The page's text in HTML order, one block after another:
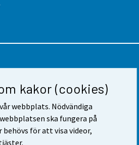
kakor (cookies)
webbplats. Nödvändiga
ska fungera på
för att visa videor,